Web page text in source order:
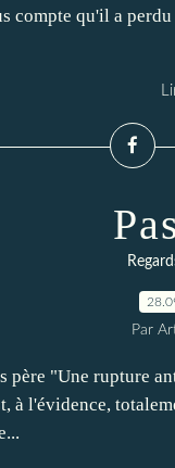
compte qu'il a
Par
père "Une rupture
à l'évidence,